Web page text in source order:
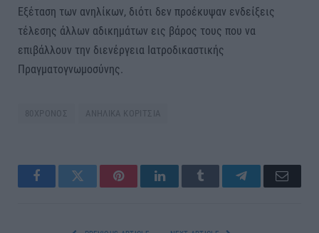
Εξέταση των ανηλίκων, διότι δεν προέκυψαν ενδείξεις
τέλεσης άλλων αδικημάτων εις βάρος τους που να
επιβάλλουν την διενέργεια Ιατροδικαστικής
Πραγματογνωμοσύνης.
80ΧΡΟΝΟΣ ΑΝΗΛΙΚΑ ΚΟΡΙΤΣΙΑ
FacebookTwitter PinterestLinkedInTumblr TelegramEmail